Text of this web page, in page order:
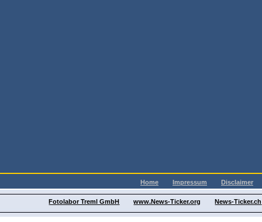
Home Impressum Disclaimer
Fotolabor Treml GmbH www.News-Ticker.org News-Ticker.ch